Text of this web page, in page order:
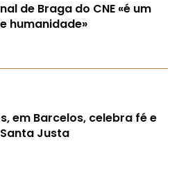
de Braga do CNE «é um
humanidade»
em Barcelos, celebra fé e
Justa